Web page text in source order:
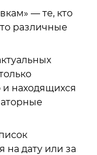
— те, кто
различные
находящихся
на дату или за